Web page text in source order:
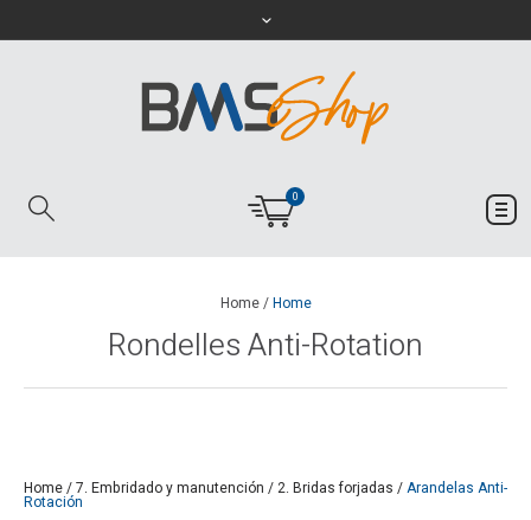
0
Home/Home
Rondelles Anti-Rotation
Home/7. Embridado y manutención /2. Bridas forjadas /Arandelas Anti-
Rotación